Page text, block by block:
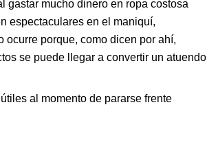
gastar mucho dinero en ropa costosa
espectaculares en el maniquí,
ocurre porque, como dicen por ahí,
se puede llegar a convertir un atuendo
al momento de pararse frente